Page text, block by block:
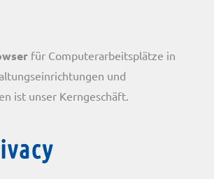
für Computerarbeitsplätze in
und
ist unser Kerngeschäft.